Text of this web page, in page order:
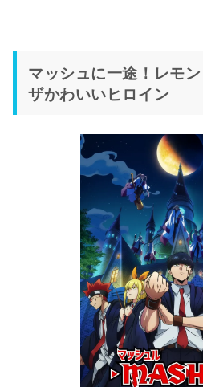
マッシュに一途！レモ
ザかわいいヒロイン